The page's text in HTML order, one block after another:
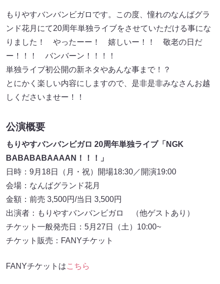
もりやすバンバンビガロです。この度、憧れのなんばグラ
ンド花月にて20周年単独ライブをさせていただける事にな
りました！ やったーー！ 嬉しいー！！ 敬老の日だ
ー！！！ バンバーン！！！！
単独ライブ初公開の新ネタやあんな事まで！？
とにかく楽しい内容にしますので、是非是非みなさんお越
しくださいませー！！
公演概要
もりやすバンバンビガロ 20周年単独ライブ「NGK
BABABABAAAAN！！！」
日時：9月18日（月・祝）開場18:30／開演19:00
会場：なんばグランド花月
金額：前売 3,500円/当日 3,500円
出演者：もりやすバンバンビガロ （他ゲストあり）
チケット一般発売日：5月27日（土）10:00~
チケット販売：FANYチケット
FANYチケットはこちら